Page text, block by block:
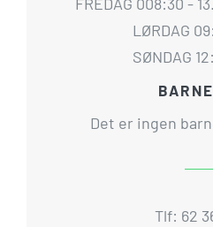
LØRDAG
SØNDAG
Det er ingen
Tlf: 62